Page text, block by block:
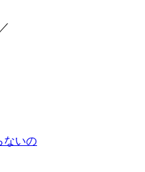
ないの